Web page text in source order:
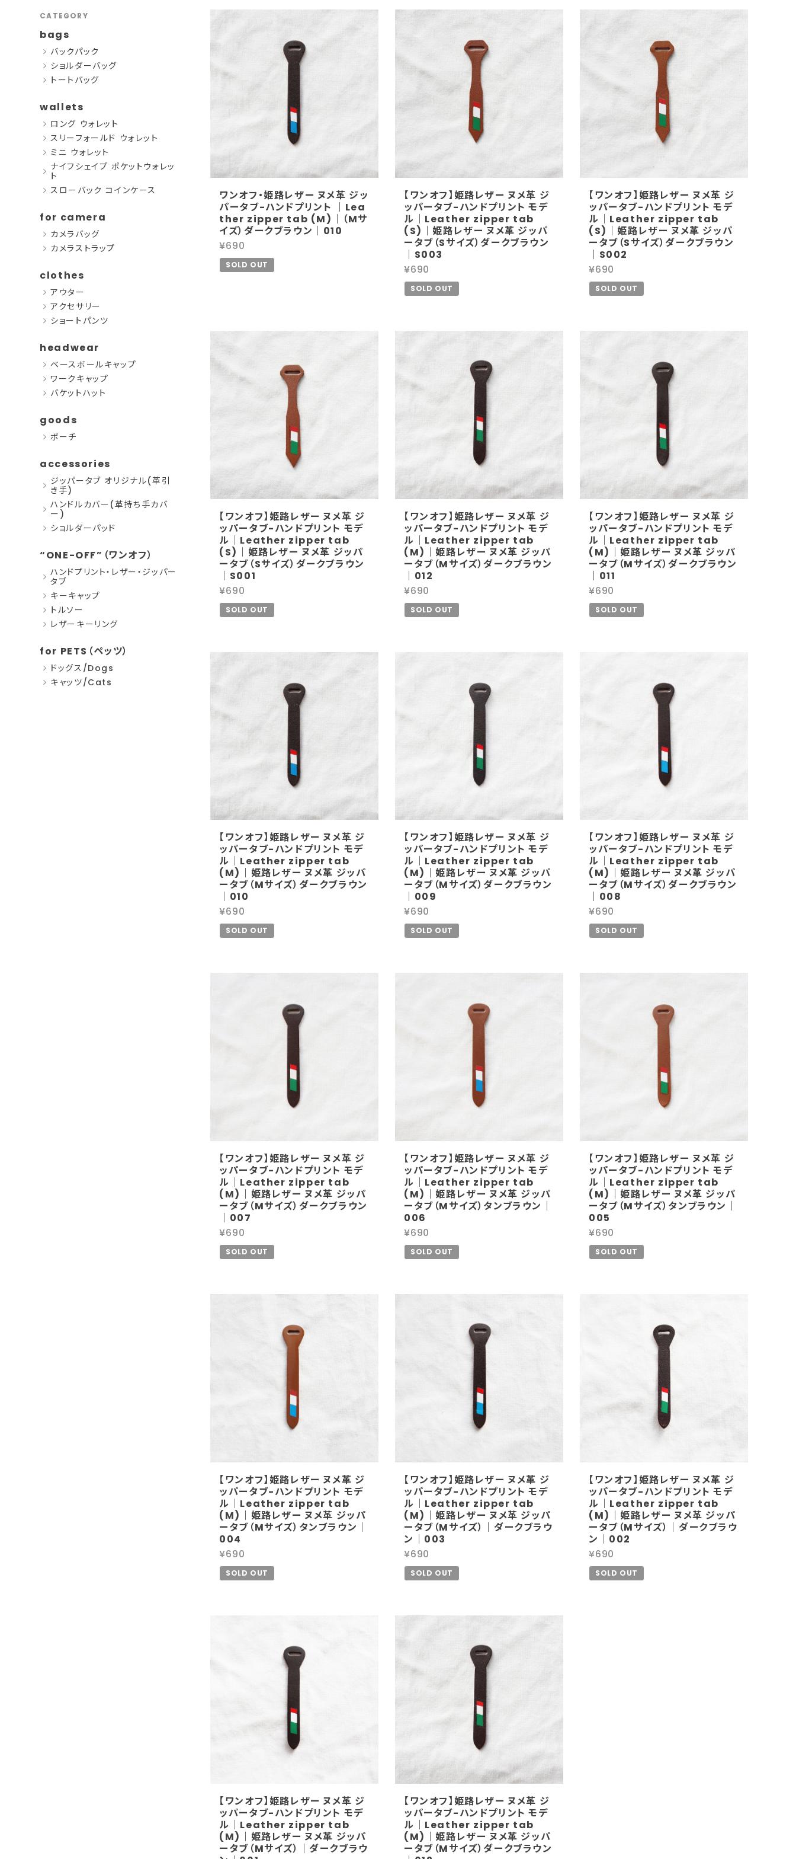
ワンオフ・姫路レザー ヌメ革 ジッ
パータブ-ハンドプリント ｜Lea
ther zipper tab (M)｜（Mサ
イズ）ダークブラウン｜010
¥690
SOLD OUT
【ワンオフ】姫路レザー ヌメ革 ジ
ッパータブ-ハンドプリント モデ
ル｜Leather zipper tab
(S)｜姫路レザー ヌメ革 ジッパ
ータブ（Sサイズ）ダークブラウン
｜S003
¥690
SOLD OUT
【ワンオフ】姫路レザー ヌメ革 ジ
ッパータブ-ハンドプリント モデ
ル｜Leather zipper tab
(S)｜姫路レザー ヌメ革 ジッパ
ータブ（Sサイズ）ダークブラウン
｜S002
¥690
SOLD OUT
【ワンオフ】姫路レザー ヌメ革 ジ
ッパータブ-ハンドプリント モデ
ル｜Leather zipper tab
(S)｜姫路レザー ヌメ革 ジッパ
ータブ（Sサイズ）ダークブラウン
｜S001
¥690
SOLD OUT
【ワンオフ】姫路レザー ヌメ革 ジ
ッパータブ-ハンドプリント モデ
ル｜Leather zipper tab
(M)｜姫路レザー ヌメ革 ジッパ
ータブ（Mサイズ）ダークブラウン
｜012
¥690
SOLD OUT
【ワンオフ】姫路レザー ヌメ革 ジ
ッパータブ-ハンドプリント モデ
ル｜Leather zipper tab
(M)｜姫路レザー ヌメ革 ジッパ
ータブ（Mサイズ）ダークブラウン
｜011
¥690
SOLD OUT
【ワンオフ】姫路レザー ヌメ革 ジ
ッパータブ-ハンドプリント モデ
ル｜Leather zipper tab
(M)｜姫路レザー ヌメ革 ジッパ
ータブ（Mサイズ）ダークブラウン
｜010
¥690
SOLD OUT
【ワンオフ】姫路レザー ヌメ革 ジ
ッパータブ-ハンドプリント モデ
ル｜Leather zipper tab
(M)｜姫路レザー ヌメ革 ジッパ
ータブ（Mサイズ）ダークブラウン
｜009
¥690
SOLD OUT
【ワンオフ】姫路レザー ヌメ革 ジ
ッパータブ-ハンドプリント モデ
ル｜Leather zipper tab
(M)｜姫路レザー ヌメ革 ジッパ
ータブ（Mサイズ）ダークブラウン
｜008
¥690
SOLD OUT
【ワンオフ】姫路レザー ヌメ革 ジ
ッパータブ-ハンドプリント モデ
ル｜Leather zipper tab
(M)｜姫路レザー ヌメ革 ジッパ
ータブ（Mサイズ）ダークブラウン
｜007
¥690
SOLD OUT
【ワンオフ】姫路レザー ヌメ革 ジ
ッパータブ-ハンドプリント モデ
ル｜Leather zipper tab
(M)｜姫路レザー ヌメ革 ジッパ
ータブ（Mサイズ）タンブラウン｜
006
¥690
SOLD OUT
【ワンオフ】姫路レザー ヌメ革 ジ
ッパータブ-ハンドプリント モデ
ル｜Leather zipper tab
(M)｜姫路レザー ヌメ革 ジッパ
ータブ（Mサイズ）タンブラウン｜
005
¥690
SOLD OUT
【ワンオフ】姫路レザー ヌメ革 ジ
ッパータブ-ハンドプリント モデ
ル｜Leather zipper tab
(M)｜姫路レザー ヌメ革 ジッパ
ータブ（Mサイズ）タンブラウン｜
004
¥690
SOLD OUT
【ワンオフ】姫路レザー ヌメ革 ジ
ッパータブ-ハンドプリント モデ
ル｜Leather zipper tab
(M)｜姫路レザー ヌメ革 ジッパ
ータブ（Mサイズ）｜ダークブラウ
ン｜003
¥690
SOLD OUT
【ワンオフ】姫路レザー ヌメ革 ジ
ッパータブ-ハンドプリント モデ
ル｜Leather zipper tab
(M)｜姫路レザー ヌメ革 ジッパ
ータブ（Mサイズ）｜ダークブラウ
ン｜002
¥690
SOLD OUT
【ワンオフ】姫路レザー ヌメ革 ジ
ッパータブ-ハンドプリント モデ
ル｜Leather zipper tab
(M)｜姫路レザー ヌメ革 ジッパ
ータブ（Mサイズ）｜ダークブラウ
【ワンオフ】姫路レザー ヌメ革 ジ
ッパータブ-ハンドプリント モデ
ル｜Leather zipper tab
(M)｜姫路レザー ヌメ革 ジッパ
ータブ（Mサイズ）ダークブラウン
CATEGORY
bags
バックパック
ショルダーバッグ
トートバッグ
wallets
ロング ウォレット
スリーフォールド ウォレット
ミニ ウォレット
ナイフシェイプ ポケットウォレッ
ト
スローバック コインケース
for camera
カメラバッグ
カメラストラップ
clothes
アウター
アクセサリー
ショートパンツ
headwear
ベースボールキャップ
ワークキャップ
バケットハット
goods
ポーチ
accessories
ジッパータブ オリジナル(革引
き手)
ハンドルカバー(革持ち手カバ
ー)
ショルダーパッド
“ONE-OFF”（ワンオフ）
ハンドプリント・レザー・ジッパー
タブ
キーキャップ
トルソー
レザーキーリング
for PETS（ペッツ）
ドッグス/Dogs
キャッツ/Cats